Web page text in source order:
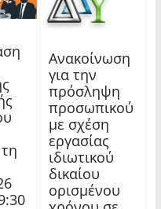
Ανακοίνωση
για την
πρόσληψη
προσωπικού
με σχέση
εργασίας
ιδιωτικού
δικαίου
ορισμένου